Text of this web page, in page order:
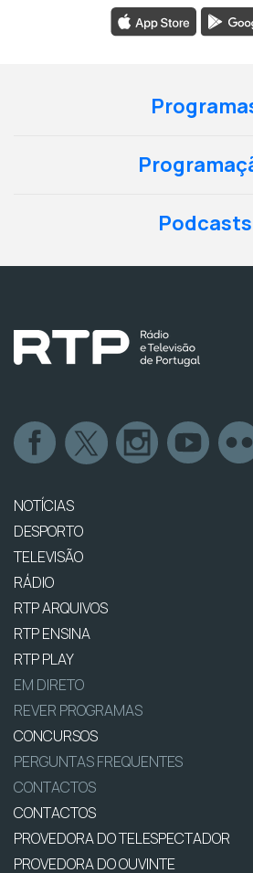
Podcasts
NOTÍCIAS
DESPORTO
TELEVISÃO
RÁDIO
RTP ARQUIVOS
RTP ENSINA
RTP PLAY
EM DIRETO
REVER PROGRAMAS
CONCURSOS
PERGUNTAS FREQUENTES
CONTACTOS
CONTACTOS
PROVEDORA DO TELESPECTADOR
PROVEDORA DO OUVINTE